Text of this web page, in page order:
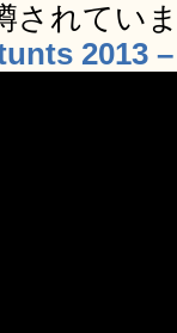
されてい
2013